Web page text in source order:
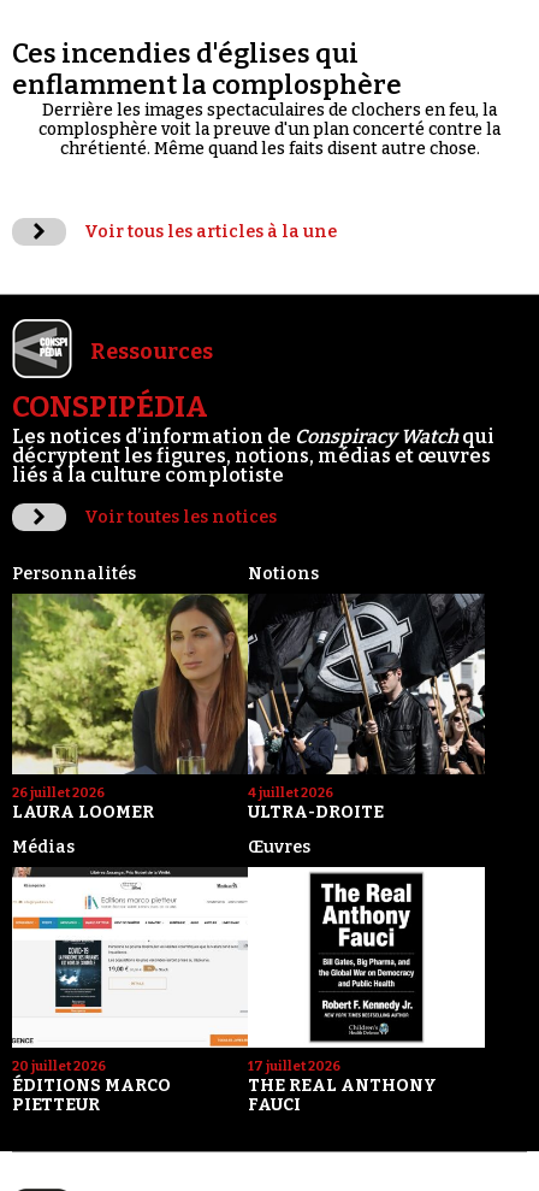
Ces incendies d'églises qui
enflamment la complosphère
Derrière les images spectaculaires de clochers en feu, la
complosphère voit la preuve d'un plan concerté contre la
chrétienté. Même quand les faits disent autre chose.
Voir tous les articles à la une
Ressources
CONSPIPÉDIA
Les notices d’information de Conspiracy Watchqui
décryptent les figures, notions, médias et œuvres
liés à la culture complotiste
Voir toutes les notices
Personnalités
26 juillet 2026
LAURA LOOMER
Notions
4 juillet 2026
ULTRA-DROITE
Médias
20 juillet 2026
ÉDITIONS MARCO
PIETTEUR
Œuvres
17 juillet 2026
THE REAL ANTHONY
FAUCI